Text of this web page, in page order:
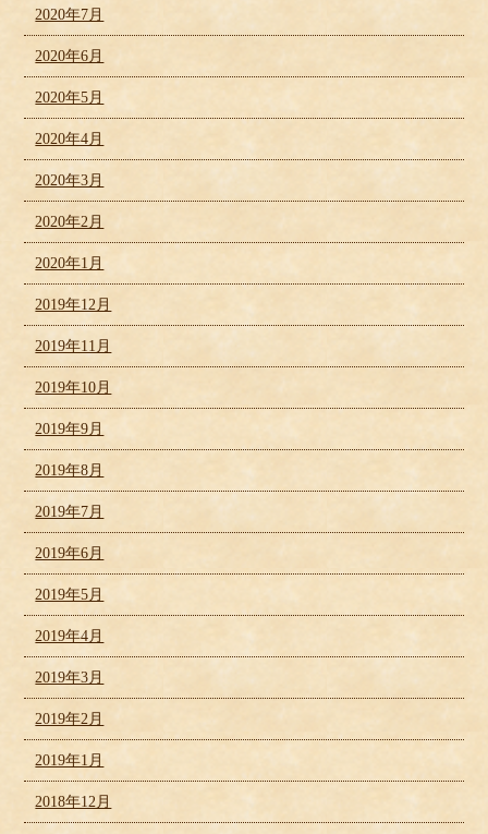
2020年7月
2020年6月
2020年5月
2020年4月
2020年3月
2020年2月
2020年1月
2019年12月
2019年11月
2019年10月
2019年9月
2019年8月
2019年7月
2019年6月
2019年5月
2019年4月
2019年3月
2019年2月
2019年1月
2018年12月